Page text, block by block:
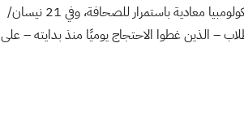
مع استمرار الاحتجاج وتردّد صداه في كامل أنحاء البلاد، كانت جامعة كولومبيا معادية باستمرار للصحافة، وفي 21 نيسان/
– الذين غطوا الاحتجاج يوميًا منذ بدايته – على